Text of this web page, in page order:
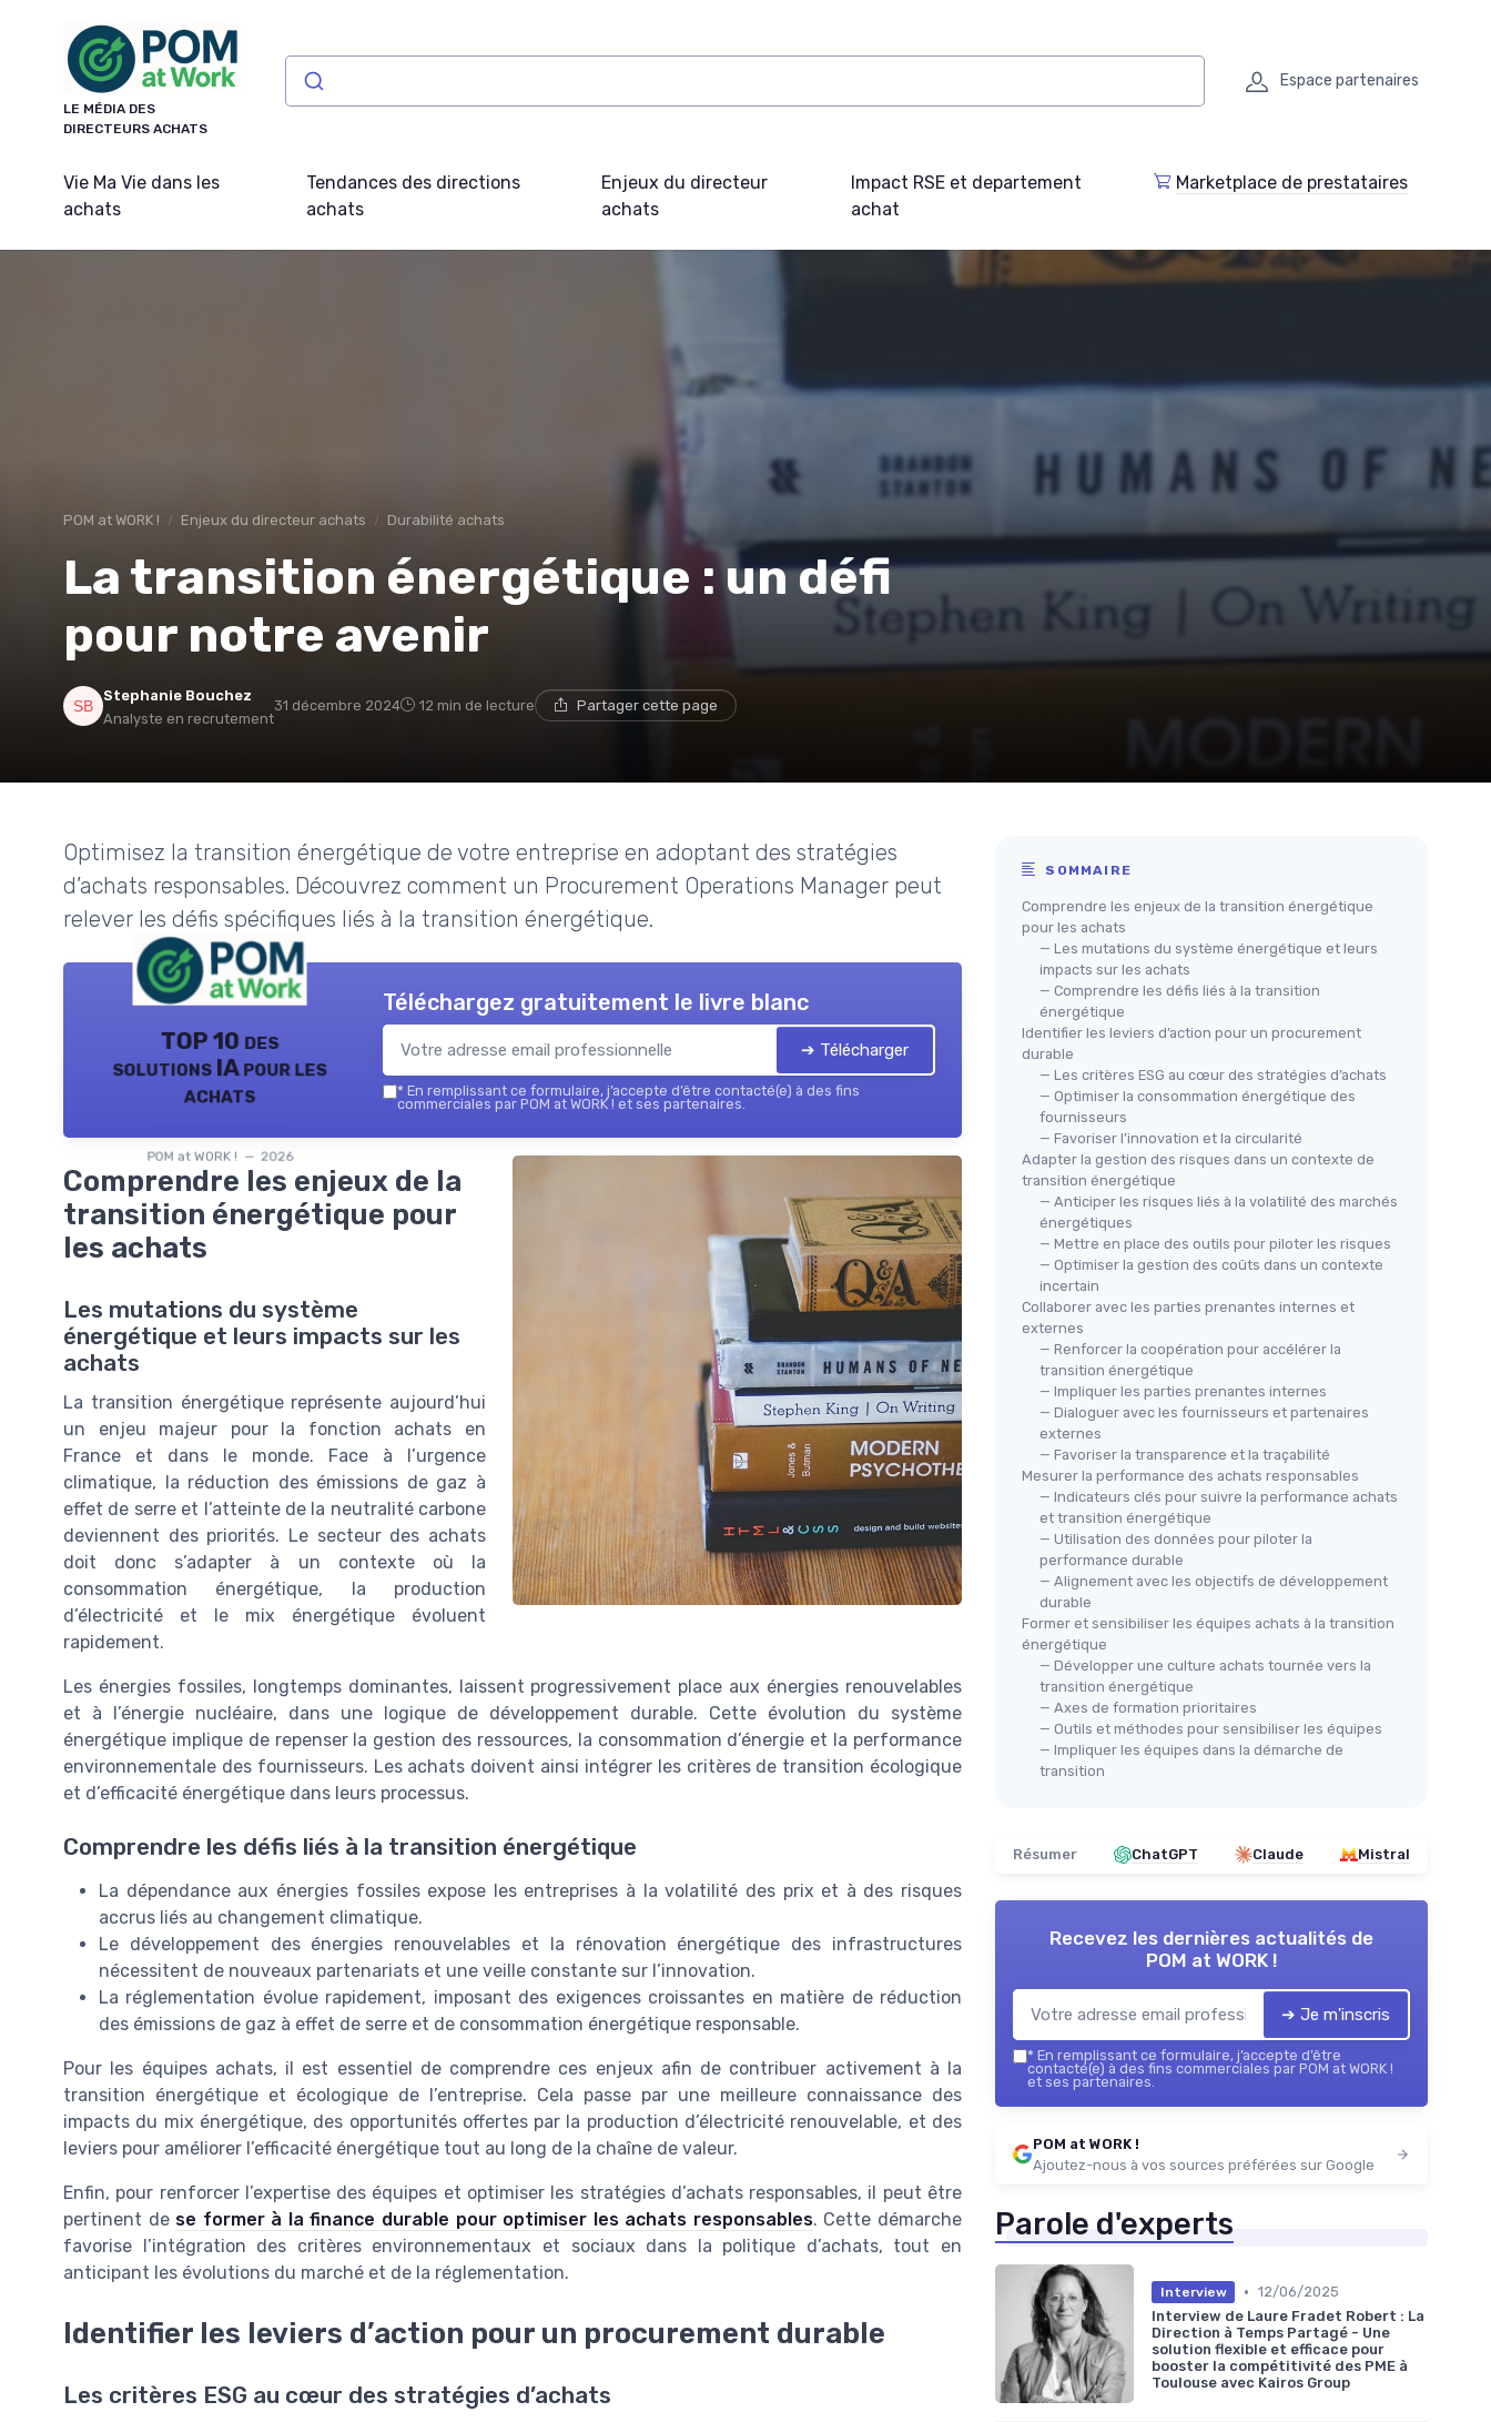
LE MÉDIA DES
DIRECTEURS ACHATS
Espace partenaires
Vie Ma Vie dans les
achats
Tendances des directions
achats
Enjeux du directeur
achats
Impact RSE et departement
achat
Marketplace de prestataires
POM at WORK ! Enjeux du directeur achats Durabilité achats
La transition énergétique : un défi
pour notre avenir
Stephanie Bouchez
Analyste en recrutement
31 décembre 2024 12 min de lecture Partager cette page
Optimisez la transition énergétique de votre entreprise en adoptant des stratégies
d’achats responsables. Découvrez comment un Procurement Operations Manager peut
relever les défis spécifiques liés à la transition énergétique.
TOP 10 des
solutions IA pour les
achats
POM at WORK ! — 2026
Téléchargez gratuitement le livre blanc
➔ Télécharger
* En remplissant ce formulaire, j’accepte d’être contacté(e) à des fins
commerciales par POM at WORK ! et ses partenaires.
Comprendre les enjeux de la
transition énergétique pour
les achats
Les mutations du système
énergétique et leurs impacts sur les
achats
La transition énergétique représente aujourd’hui
un enjeu majeur pour la fonction achats en
France et dans le monde. Face à l’urgence
climatique, la réduction des émissions de gaz à
effet de serre et l’atteinte de la neutralité carbone
deviennent des priorités. Le secteur des achats
doit donc s’adapter à un contexte où la
consommation énergétique, la production
d’électricité et le mix énergétique évoluent
rapidement.
Les énergies fossiles, longtemps dominantes, laissent progressivement place aux énergies renouvelables
et à l’énergie nucléaire, dans une logique de développement durable. Cette évolution du système
énergétique implique de repenser la gestion des ressources, la consommation d’énergie et la performance
environnementale des fournisseurs. Les achats doivent ainsi intégrer les critères de transition écologique
et d’efficacité énergétique dans leurs processus.
Comprendre les défis liés à la transition énergétique
La dépendance aux énergies fossiles expose les entreprises à la volatilité des prix et à des risques
accrus liés au changement climatique.
Le développement des énergies renouvelables et la rénovation énergétique des infrastructures
nécessitent de nouveaux partenariats et une veille constante sur l’innovation.
La réglementation évolue rapidement, imposant des exigences croissantes en matière de réduction
des émissions de gaz à effet de serre et de consommation énergétique responsable.
Pour les équipes achats, il est essentiel de comprendre ces enjeux afin de contribuer activement à la
transition énergétique et écologique de l’entreprise. Cela passe par une meilleure connaissance des
impacts du mix énergétique, des opportunités offertes par la production d’électricité renouvelable, et des
leviers pour améliorer l’efficacité énergétique tout au long de la chaîne de valeur.
Enfin, pour renforcer l’expertise des équipes et optimiser les stratégies d’achats responsables, il peut être
pertinent de se former à la finance durable pour optimiser les achats responsables. Cette démarche
favorise l’intégration des critères environnementaux et sociaux dans la politique d’achats, tout en
anticipant les évolutions du marché et de la réglementation.
Identifier les leviers d’action pour un procurement durable
Les critères ESG au cœur des stratégies d’achats
SOMMAIRE
Comprendre les enjeux de la transition énergétique
pour les achats
— Les mutations du système énergétique et leurs
impacts sur les achats
— Comprendre les défis liés à la transition
énergétique
Identifier les leviers d’action pour un procurement
durable
— Les critères ESG au cœur des stratégies d’achats
— Optimiser la consommation énergétique des
fournisseurs
— Favoriser l’innovation et la circularité
Adapter la gestion des risques dans un contexte de
transition énergétique
— Anticiper les risques liés à la volatilité des marchés
énergétiques
— Mettre en place des outils pour piloter les risques
— Optimiser la gestion des coûts dans un contexte
incertain
Collaborer avec les parties prenantes internes et
externes
— Renforcer la coopération pour accélérer la
transition énergétique
— Impliquer les parties prenantes internes
— Dialoguer avec les fournisseurs et partenaires
externes
— Favoriser la transparence et la traçabilité
Mesurer la performance des achats responsables
— Indicateurs clés pour suivre la performance achats
et transition énergétique
— Utilisation des données pour piloter la
performance durable
— Alignement avec les objectifs de développement
durable
Former et sensibiliser les équipes achats à la transition
énergétique
— Développer une culture achats tournée vers la
transition énergétique
— Axes de formation prioritaires
— Outils et méthodes pour sensibiliser les équipes
— Impliquer les équipes dans la démarche de
transition
Résumer ChatGPT Claude Mistral
Recevez les dernières actualités de
POM at WORK !
➔ Je m'inscris
* En remplissant ce formulaire, j’accepte d’être
contacté(e) à des fins commerciales par POM at WORK !
et ses partenaires.
POM at WORK !
Ajoutez-nous à vos sources préférées sur Google
Parole d'experts
Interview • 12/06/2025
Interview de Laure Fradet Robert : La
Direction à Temps Partagé - Une
solution flexible et efficace pour
booster la compétitivité des PME à
Toulouse avec Kairos Group